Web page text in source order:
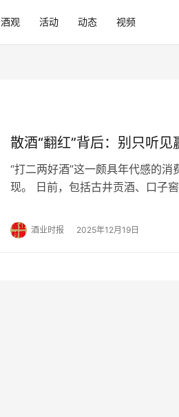
酒观 活动 动态 视频
散酒“翻红”背后：别只听见
“打二两好酒”这一颇具年代感的
现。 日前，包括古井贡酒、口子
业早已暗度陈仓，更诞生了百老
散酒似乎成了行业“第二增长曲线
酒业时报 2025年12月19日